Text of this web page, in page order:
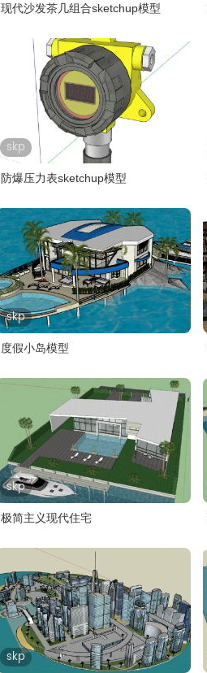
现代沙发茶几组合sketchup模型
skp
防爆压力表sketchup模型
skp
度假小岛模型
skp
极简主义现代住宅
skp